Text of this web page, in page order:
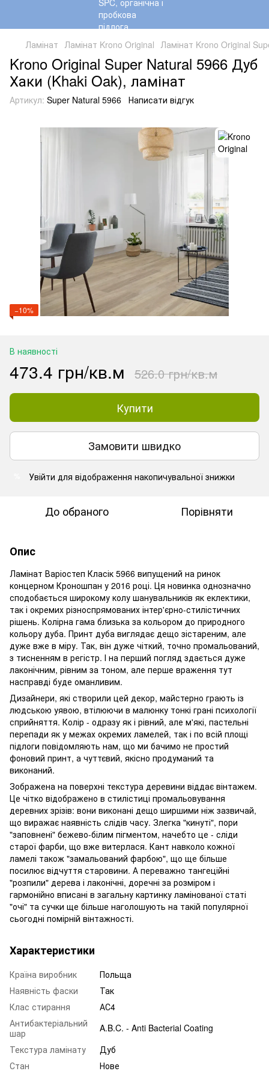
Ламінат Ламінат Krono Original Ламінат Krono Original
Krono Original Super Natural 5966 Дуб
Хаки (Khaki Oak), ламінат
Артикул: Super Natural 5966 Написати відгук
−10%
В наявності
473.4 грн/кв.м 526.0 грн/кв.м
Купити
Замовити швидко
Увійти для відображення накопичувальної знижки
До обраного Порівняти
Опис
Ламінат Варіостеп Класік 5966 випущений на ринок
концерном Кроношпан у 2016 році. Ця новинка однозначно
сподобається широкому колу шанувальників як еклектики,
так і окремих різноспрямованих інтер'єрно-стилістичних
рішень. Колірна гама близька за кольором до природного
кольору дуба. Принт дуба виглядає дещо зістареним, але
дуже вже в міру. Так, він дуже чіткий, точно промальований,
з тисненням в регістр. І на перший погляд здається дуже
лаконічним, рівним за тоном, але перше враження тут
насправді буде оманливим.
Дизайнери, які створили цей декор, майстерно грають із
людською уявою, втілюючи в малюнку тонкі грані психології
сприйняття. Колір - одразу як і рівний, але м'які, пастельні
перепади як у межах окремих ламелей, так і по всій площі
підлоги повідомляють нам, що ми бачимо не простий
фоновий принт, а чуттєвий, якісно продуманий та
виконаний.
Зображена на поверхні текстура деревини віддає вінтажем.
Це чітко відображено в стилістиці промальовування
деревних зрізів: вони виконані дещо ширшими ніж зазвичай,
що виражає наявність слідів часу. Злегка "кинуті", пори
"заповнені" бежево-білим пігментом, начебто це - сліди
старої фарби, що вже витерлася. Кант навколо кожної
ламелі також "замальований фарбою", що ще більше
посилює відчуття старовини. А переважно тангеційні
"розпили" дерева і лаконічні, доречні за розміром і
гармонійно вписані в загальну картинку ламінованої статі
"очі" та сучки ще більше наголошують на такій популярної
сьогодні помірній вінтажності.
Характеристики
Країна виробник
Польща
Наявність фаски
Так
Клас стирання
АС4
Антибактеріальний
шар
A.B.C. - Anti Bacterial Coating
Текстура ламінату
Дуб
Стан
Нове